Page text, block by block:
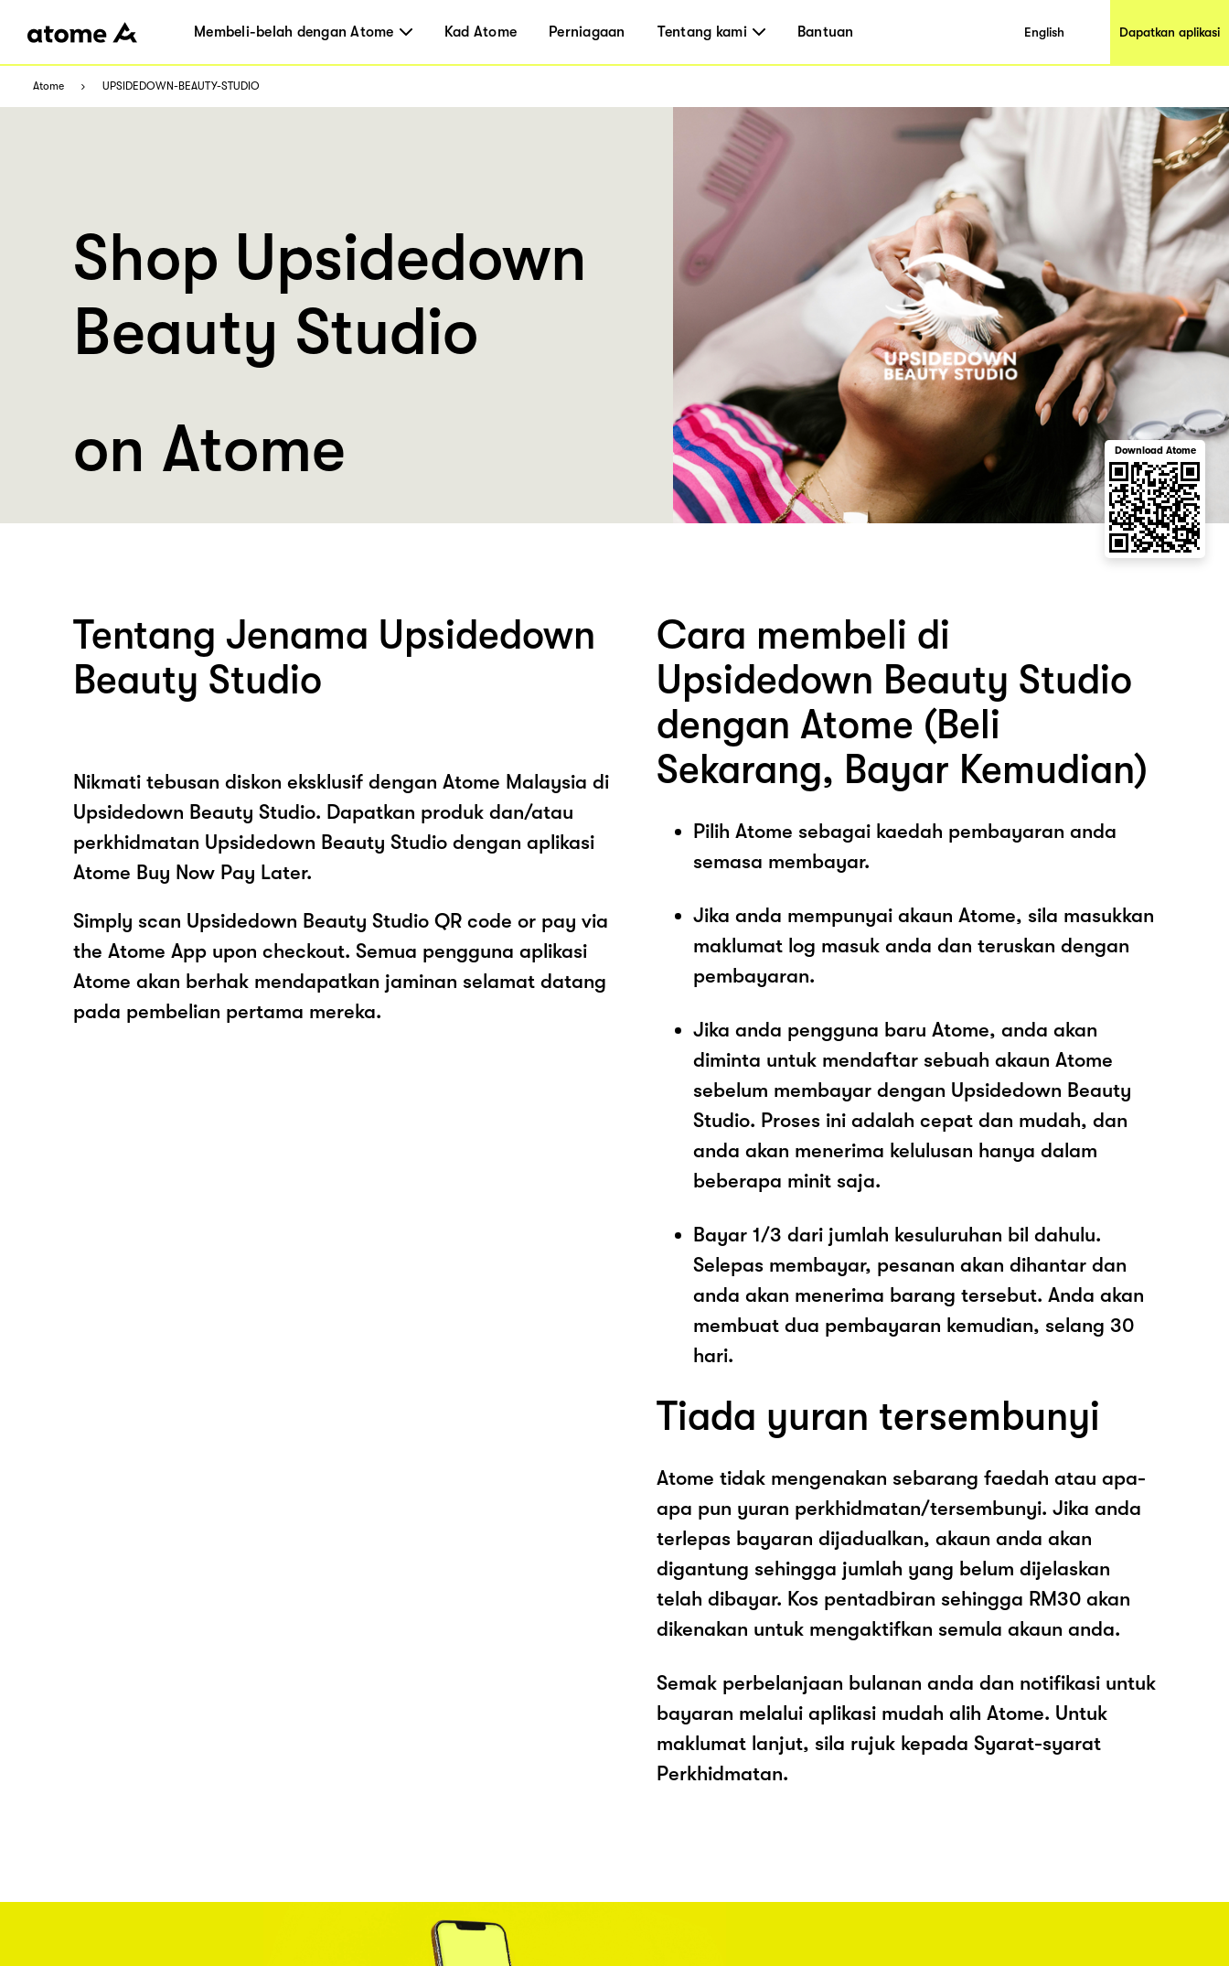
Membeli-belah dengan Atome Kad Atome Perniagaan Tentang kami Bantuan English Dapatkan aplikasi
Atome UPSIDEDOWN-BEAUTY-STUDIO
Shop Upsidedown
Beauty Studio
on Atome
Download Atome
Tentang Jenama Upsidedown
Beauty Studio
Nikmati tebusan diskon eksklusif dengan Atome Malaysia di
Upsidedown Beauty Studio. Dapatkan produk dan/atau
perkhidmatan Upsidedown Beauty Studio dengan aplikasi
Atome Buy Now Pay Later.
Simply scan Upsidedown Beauty Studio QR code or pay via
the Atome App upon checkout. Semua pengguna aplikasi
Atome akan berhak mendapatkan jaminan selamat datang
pada pembelian pertama mereka.
Cara membeli di
Upsidedown Beauty Studio
dengan Atome (Beli
Sekarang, Bayar Kemudian)
Pilih Atome sebagai kaedah pembayaran anda
semasa membayar.
Jika anda mempunyai akaun Atome, sila masukkan
maklumat log masuk anda dan teruskan dengan
pembayaran.
Jika anda pengguna baru Atome, anda akan
diminta untuk mendaftar sebuah akaun Atome
sebelum membayar dengan Upsidedown Beauty
Studio. Proses ini adalah cepat dan mudah, dan
anda akan menerima kelulusan hanya dalam
beberapa minit saja.
Bayar 1/3 dari jumlah kesuluruhan bil dahulu.
Selepas membayar, pesanan akan dihantar dan
anda akan menerima barang tersebut. Anda akan
membuat dua pembayaran kemudian, selang 30
hari.
Tiada yuran tersembunyi
Atome tidak mengenakan sebarang faedah atau apa-
apa pun yuran perkhidmatan/tersembunyi. Jika anda
terlepas bayaran dijadualkan, akaun anda akan
digantung sehingga jumlah yang belum dijelaskan
telah dibayar. Kos pentadbiran sehingga RM30 akan
dikenakan untuk mengaktifkan semula akaun anda.
Semak perbelanjaan bulanan anda dan notifikasi untuk
bayaran melalui aplikasi mudah alih Atome. Untuk
maklumat lanjut, sila rujuk kepada Syarat-syarat
Perkhidmatan.